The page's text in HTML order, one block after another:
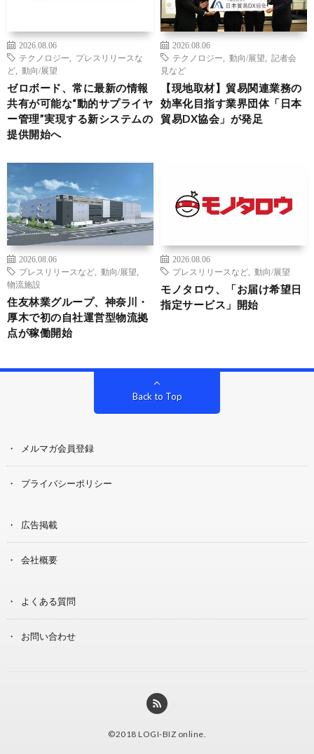
2026.08.06
テクノロジー
プレスリリースな
ど
動向/展望
ゼロボード、常に最新の情報
共有が可能な“動的サプライヤ
ー管理”実現する新システムの
提供開始へ
2026.08.06
テクノロジー
動向/展望
記者会
見など
【現地取材】貿易関連業務の
効率化目指す業界団体「日本
貿易DX協会」が発足
2026.08.06
プレスリリースなど
動向/展望
物流施設
住友林業グループ、神奈川・
厚木で初の自社運営型物流拠
点が稼働開始
2026.08.06
プレスリリースなど
動向/展望
モノタロウ、「お届け希望日
指定サービス」開始
Back to Top
メルマガ会員登録
プライバシーポリシー
広告掲載
会社概要
よくある質問
お問い合わせ
©2018 LOGI-BIZ online